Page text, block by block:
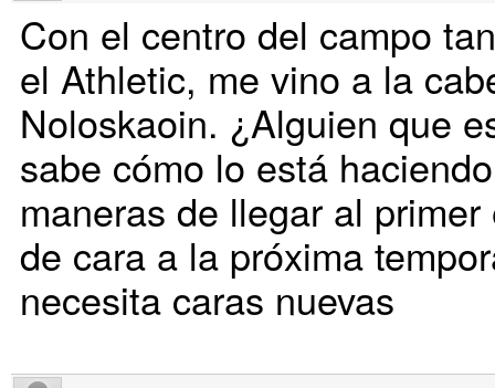
Con el centro del campo
el Athletic, me vino a la
Noloskaoin. ¿Alguien que
sabe cómo lo está
maneras de llegar al
de cara a la próxima
necesita caras nuevas